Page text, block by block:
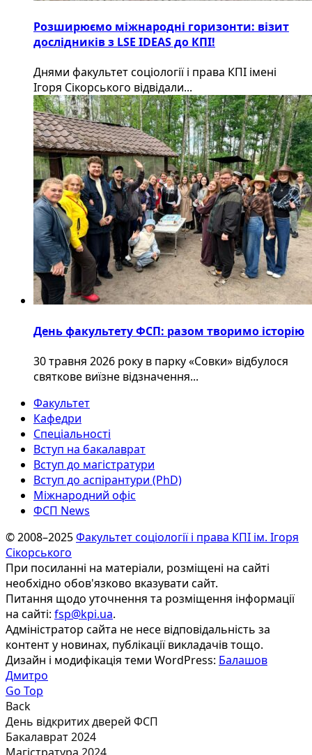
Розширюємо міжнародні горизонти: візит
дослідників з LSE IDEAS до КПІ!
Днями факультет соціології і права КПІ імені
Ігоря Сікорського відвідали...
День факультету ФСП: разом творимо історію
30 травня 2026 року в парку «Совки» відбулося
святкове виїзне відзначення...
Факультет
Кафедри
Спеціальності
Вступ на бакалаврат
Вступ до магістратури
Вступ до аспірантури (PhD)
Міжнародний офіс
ФСП News
© 2008–2025Факультет соціології і права КПІ ім. Ігоря
Сікорського
При посиланні на матеріали, розміщені на сайті
необхідно обов'язково вказувати сайт.
Питання щодо уточнення та розміщення інформації
на сайті: fsp@kpi.ua.
Адміністратор сайта не несе відповідальність за
контент у новинах, публікації викладачів тощо.
Дизайн і модифікація теми WordPress: Балашов
Дмитро
Go Top
Back
День відкритих дверей ФСП
Бакалаврат 2024